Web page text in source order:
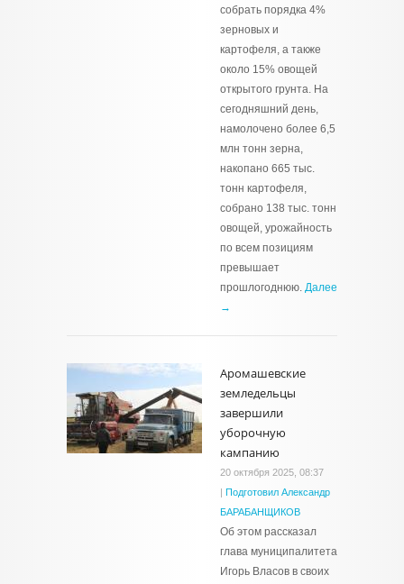
собрать порядка 4%
зерновых и
картофеля, а также
около 15% овощей
открытого грунта. На
сегодняшний день,
намолочено более 6,5
млн тонн зерна,
накопано 665 тыс.
тонн картофеля,
собрано 138 тыс. тонн
овощей, урожайность
по всем позициям
превышает
прошлогоднюю. Далее
→
Аромашевские
земледельцы
завершили
уборочную
кампанию
20 октября 2025, 08:37
| Подготовил Александр
БАРАБАНЩИКОВ
Об этом рассказал
глава муниципалитета
Игорь Власов в своих